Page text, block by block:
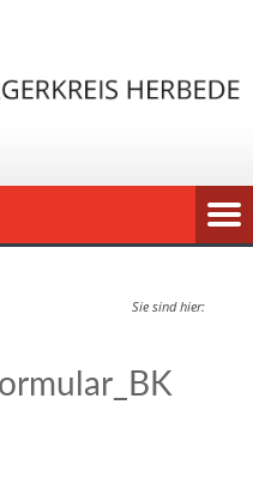
Sie sind hier: